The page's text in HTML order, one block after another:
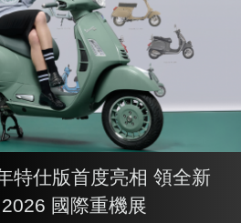
特仕版首度亮相 領全新
國際重機展